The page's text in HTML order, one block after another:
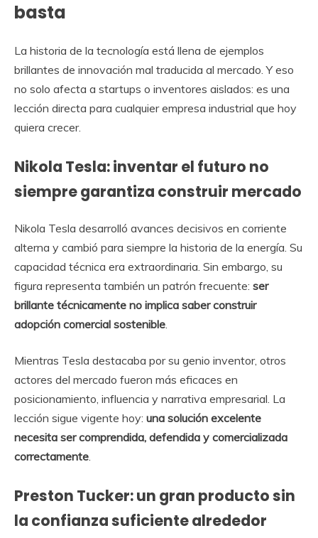
basta
La historia de la tecnología está llena de ejemplos
brillantes de innovación mal traducida al mercado. Y eso
no solo afecta a startups o inventores aislados: es una
lección directa para cualquier empresa industrial que hoy
quiera crecer.
Nikola Tesla: inventar el futuro no
siempre garantiza construir mercado
Nikola Tesla desarrolló avances decisivos en corriente
alterna y cambió para siempre la historia de la energía. Su
capacidad técnica era extraordinaria. Sin embargo, su
figura representa también un patrón frecuente: ser
brillante técnicamente no implica saber construir
adopción comercial sostenible.
Mientras Tesla destacaba por su genio inventor, otros
actores del mercado fueron más eficaces en
posicionamiento, influencia y narrativa empresarial. La
lección sigue vigente hoy: una solución excelente
necesita ser comprendida, defendida y comercializada
correctamente.
Preston Tucker: un gran producto sin
la confianza suficiente alrededor